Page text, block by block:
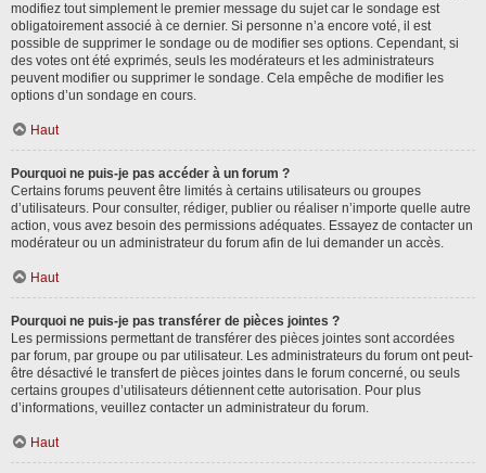
modifiez tout simplement le premier message du sujet car le sondage est
obligatoirement associé à ce dernier. Si personne n’a encore voté, il est
possible de supprimer le sondage ou de modifier ses options. Cependant, si
des votes ont été exprimés, seuls les modérateurs et les administrateurs
peuvent modifier ou supprimer le sondage. Cela empêche de modifier les
options d’un sondage en cours.
Haut
Pourquoi ne puis-je pas accéder à un forum ?
Certains forums peuvent être limités à certains utilisateurs ou groupes
d’utilisateurs. Pour consulter, rédiger, publier ou réaliser n’importe quelle autre
action, vous avez besoin des permissions adéquates. Essayez de contacter un
modérateur ou un administrateur du forum afin de lui demander un accès.
Haut
Pourquoi ne puis-je pas transférer de pièces jointes ?
Les permissions permettant de transférer des pièces jointes sont accordées
par forum, par groupe ou par utilisateur. Les administrateurs du forum ont peut-
être désactivé le transfert de pièces jointes dans le forum concerné, ou seuls
certains groupes d’utilisateurs détiennent cette autorisation. Pour plus
d’informations, veuillez contacter un administrateur du forum.
Haut